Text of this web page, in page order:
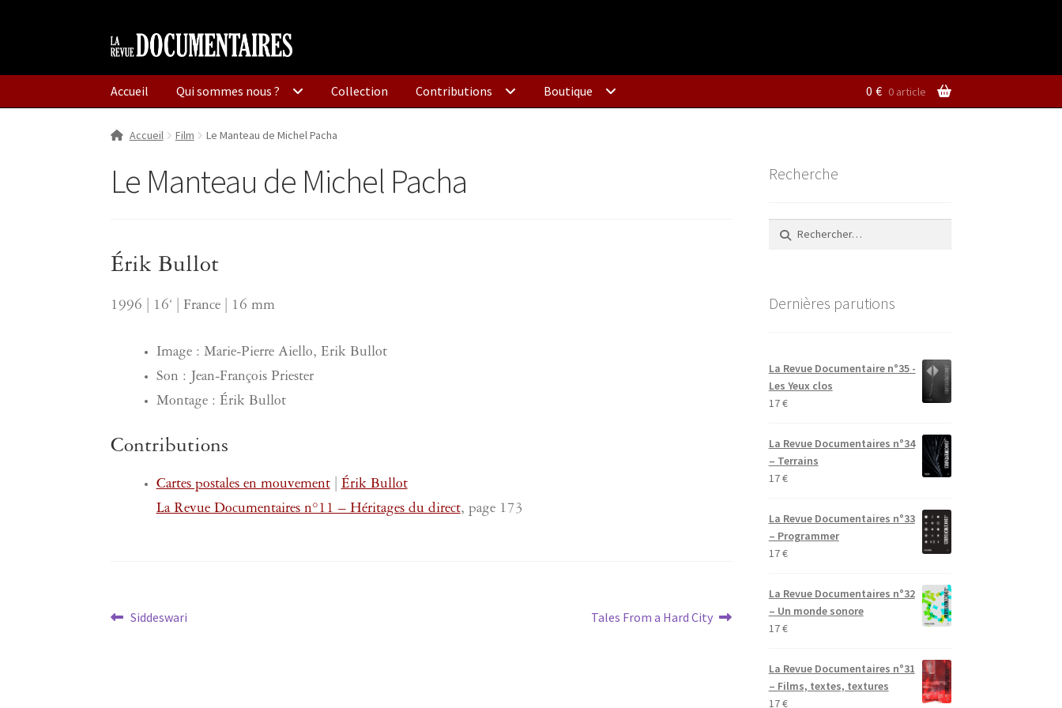
Aller
à
navigation
Aller
au
Accueil Qui sommes nous ? Collection Contributions Boutique 0 € 0 article
Accueil Film Le Manteau de Michel Pacha
Le Manteau de Michel Pacha
Érik Bullot
1996 | 16‘ | France | 16 mm
Image : Marie-Pierre Aiello, Erik Bullot
Son : Jean-François Priester
Montage : Érik Bullot
Contributions
Cartes postales en mouvement|Érik Bullot
La Revue Documentaires n°11 – Héritages du direct, page 173
Navigation
Article
Siddeswari
Article
Tales From a Hard City
Recherche
Rechercher :
Dernières parutions
La Revue Documentaire n°35 -
Les Yeux clos
17€
La Revue Documentaires n°34
– Terrains
17€
La Revue Documentaires n°33
– Programmer
17€
La Revue Documentaires n°32
– Un monde sonore
17€
La Revue Documentaires n°31
– Films, textes, textures
17€